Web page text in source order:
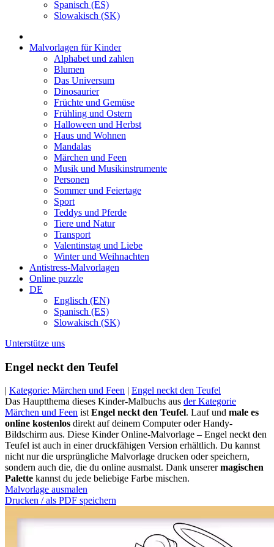
Spanisch (ES)
Slowakisch (SK)
Malvorlagen für Kinder
Alphabet und zahlen
Blumen
Das Universum
Dinosaurier
Früchte und Gemüse
Frühling und Ostern
Halloween und Herbst
Haus und Wohnen
Mandalas
Märchen und Feen
Musik und Musikinstrumente
Personen
Sommer und Feiertage
Sport
Teddys und Pferde
Tiere und Natur
Transport
Valentinstag und Liebe
Winter und Weihnachten
Antistress-Malvorlagen
Online puzzle
DE
Englisch (EN)
Spanisch (ES)
Slowakisch (SK)
Unterstütze uns
Engel neckt den Teufel
| Kategorie: Märchen und Feen | Engel neckt den Teufel
Das Hauptthema dieses Kinder-Malbuchs aus der Kategorie
Märchen und Feen istEngel neckt den Teufel. Lauf und male es
online kostenlos direkt auf deinem Computer oder Handy-
Bildschirm aus. Diese Kinder Online-Malvorlage – Engel neckt den
Teufel ist auch in einer druckfähigen Version erhältlich. Du kannst
nicht nur die ursprüngliche Malvorlage drucken oder speichern,
sondern auch die, die du online ausmalst. Dank unserermagischen
Palette kannst du jede beliebige Farbe mischen.
Malvorlage ausmalen
Drucken / als PDF speichern